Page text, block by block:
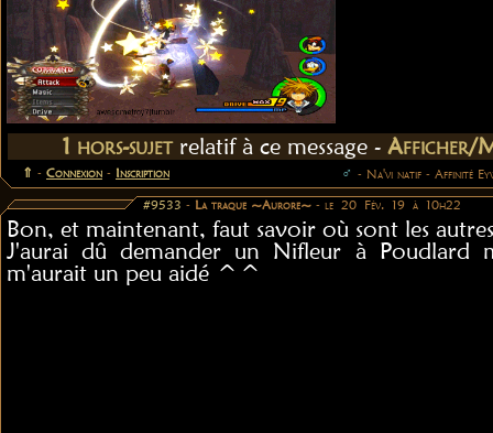
1 hors-sujetrelatif à ce message - Afficher/
⇑ - Connexion - Inscription ♂ - Na'vi natif - Affinité
#9533 - La traque ~Aurore~ - le 20 Fév. 19 à 10h22
Bon, et maintenant, faut savoir où sont les
J'aurai dû demander un Nifleur à Poudlard
m'aurait un peu aidé ^^